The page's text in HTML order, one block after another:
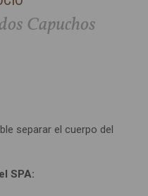
Capuchos
separar el cuerpo del
SPA: